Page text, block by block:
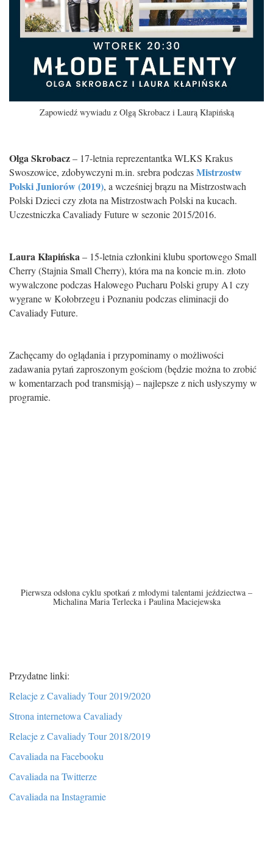
Zapowiedź wywiadu z Olgą Skrobacz i Laurą Kłapińską
Olga Skrobacz– 17-letnia reprezentantka WLKS Krakus
Swoszowice, zdobywczyni m.in. srebra podczasMistrzostw
Polski Juniorów (2019), a wcześniej brązu na Mistrzostwach
Polski Dzieci czy złota na Mistrzostwach Polski na kucach.
Uczestniczka Cavaliady Future w sezonie 2015/2016.
Laura Kłapińska – 15-letnia członkini klubu sportowego Small
Cherry (Stajnia Small Cherry), która ma na koncie m.in. złoto
wywalczone podczas Halowego Pucharu Polski grupy A1 czy
wygrane w Kołobrzegu i Poznaniu podczas eliminacji do
Cavaliady Future.
Zachęcamy do oglądania i przypominamy o możliwości
zadawania pytań zaproszonym gościom (będzie można to zrobić
w komentarzach pod transmisją) – najlepsze z nich usłyszymy w
programie.
Pierwsza odsłona cyklu spotkań z młodymi talentami jeździectwa –
Michalina Maria Terlecka i Paulina Maciejewska
Przydatne linki:
Relacje z Cavaliady Tour 2019/2020
Strona internetowa Cavaliady
Relacje z Cavaliady Tour 2018/2019
Cavaliada na Facebooku
Cavaliada na Twitterze
Cavaliada na Instagramie